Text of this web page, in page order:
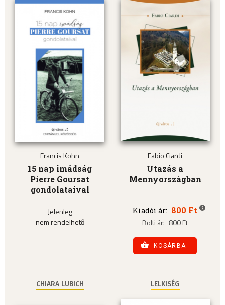
Francis Kohn
15 nap imádság
Pierre Goursat
gondolataival
Jelenleg
nem rendelhető
Fabio Ciardi
Utazás a
Mennyországban
Kiadói ár: 800 Ft
Bolti ár: 800 Ft
KOSÁRBA
CHIARA LUBICH LELKISÉG